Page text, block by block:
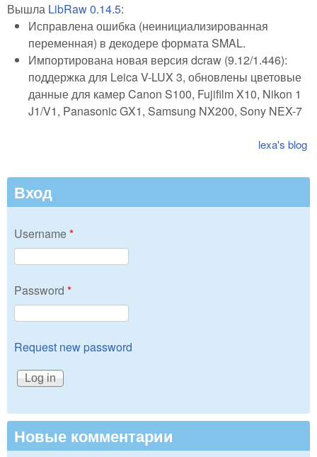
Вышла LibRaw 0.14.5:
Исправлена ошибка (неинициализированная
переменная) в декодере формата SMAL.
Импортирована новая версия dcraw (9.12/1.446):
поддержка для Leica V-LUX 3, обновлены цветовые
данные для камер Canon S100, Fujifilm X10, Nikon 1
J1/V1, Panasonic GX1, Samsung NX200, Sony NEX-7
lexa's blog
Вход
Username*
Password *
Request new password
Новые комментарии